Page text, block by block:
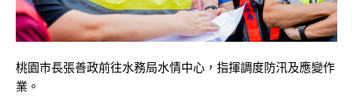
桃園市長張善政前往水務局水情中心，指揮調度防汛及應變作
業。